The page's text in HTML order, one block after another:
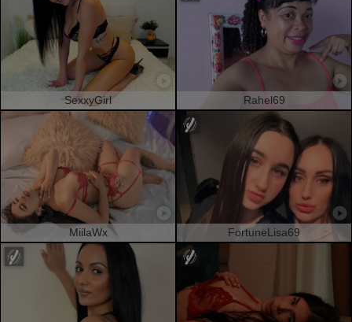
SexxyGirl Rahel69
MiilaWx FortuneLisa69